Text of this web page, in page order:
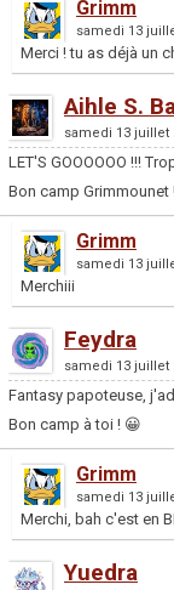
Grimm
samedi 13
Merci ! tu as déjà un
Aihle S.
samedi 13 juillet
LET'S GOOOOOO !!!
Bon camp Grimmounet
Grimm
samedi 13
Merchiii
Feydra
samedi 13 juillet
Fantasy papoteuse,
Bon camp à toi ! 😀
Grimm
samedi 13
Merchi, bah c'est en
Yuedra